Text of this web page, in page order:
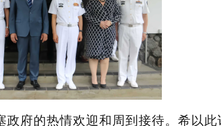
府的热情欢迎和周到接待。希以此